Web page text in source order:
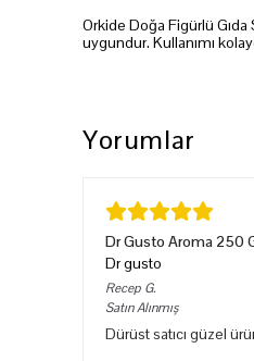
Orkide Doğa Figürlü Gıda
uygundur. Kullanımı
Yorumlar
Dr Gusto Aroma 250
Dr gusto
Recep G.
Satın Alınmış
Dürüst satıcı güzel